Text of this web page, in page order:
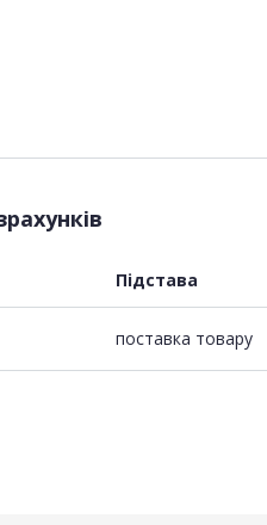
Підстава
поставка товару